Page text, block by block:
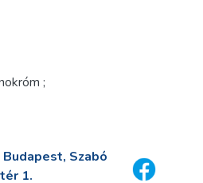
;
Budapest, Szabó
1.